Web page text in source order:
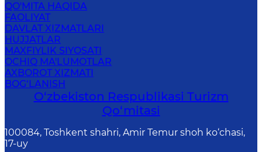
QO'MITA HAQIDA
FAOLIYAT
DAVLAT XIZMATLARI
HUJJATLAR
MAXFIYLIK SIYOSATI
OCHIQ MA'LUMOTLAR
AXBOROT XIZMATI
BOG‘LANISH
O‘zbekiston Respublikasi Turizm
Qo‘mitasi
100084, Toshkent shahri, Amir Temur shoh ko‘chasi,
17-uy